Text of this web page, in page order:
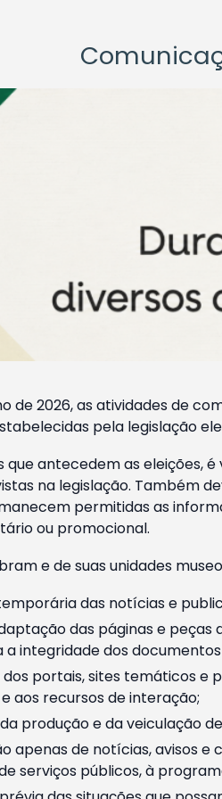
de 2026, as atividades de
pela legislação
que antecedem as eleições,
na legislação. Também
permitidas as
ou promocional.
e de suas unidades
das notícias e
das páginas e
a integridade dos
portais, sites temáticos e
aos recursos de interação;
produção e da veiculação
apenas de notícias, avisos
serviços públicos, à